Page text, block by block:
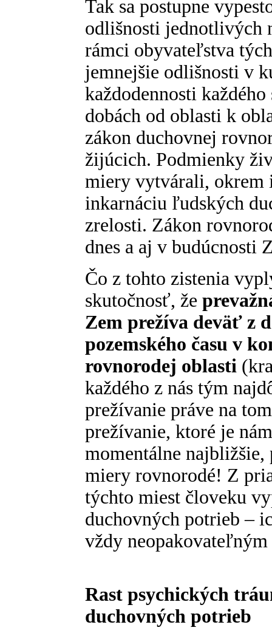
Tak sa postupne
odlišnosti jednotlivých
rámci obyvateľstva
jemnejšie odlišnosti v
každodennosti
dobách od oblasti k
zákon duchovnej
žijúcich. Podmienky
miery vytvárali, okrem
inkarnáciu ľudských
zrelosti. Zákon
dnes a aj v budúcnosti
Čo z tohto zistenia
skutočnosť, že
Zem prežíva deväť z
pozemského času v
rovnorodej oblasti
každého z nás tým
prežívanie práve na
prežívanie, ktoré je
momentálne
miery rovnorodé! Z
týchto miest človeku
duchovných potrieb –
vždy
Rast psychických
duchovných potrieb